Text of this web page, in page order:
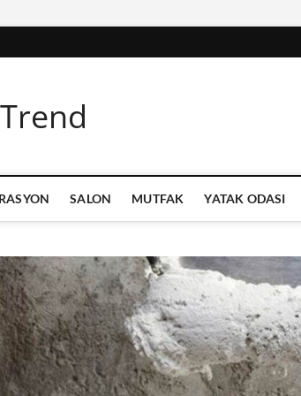
SALON MUTFAK YATAK ODASI